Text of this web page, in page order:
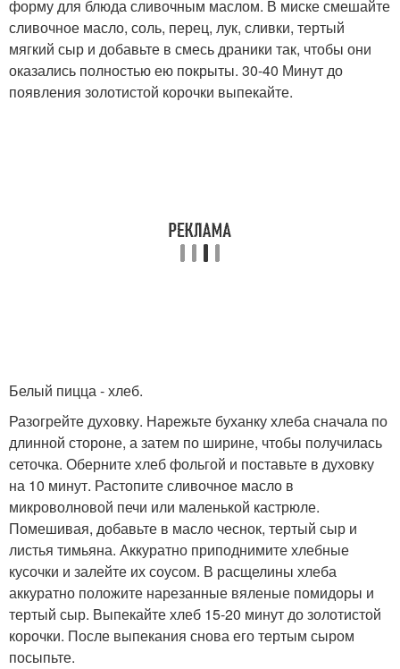
форму для блюда сливочным маслом. В миске смешайте
сливочное масло, соль, перец, лук, сливки, тертый
мягкий сыр и добавьте в смесь драники так, чтобы они
оказались полностью ею покрыты. 30-40 Минут до
появления золотистой корочки выпекайте.
Белый пицца - хлеб.
Разогрейте духовку. Нарежьте буханку хлеба сначала по
длинной стороне, а затем по ширине, чтобы получилась
сеточка. Оберните хлеб фольгой и поставьте в духовку
на 10 минут. Растопите сливочное масло в
микроволновой печи или маленькой кастрюле.
Помешивая, добавьте в масло чеснок, тертый сыр и
листья тимьяна. Аккуратно приподнимите хлебные
кусочки и залейте их соусом. В расщелины хлеба
аккуратно положите нарезанные вяленые помидоры и
тертый сыр. Выпекайте хлеб 15-20 минут до золотистой
корочки. После выпекания снова его тертым сыром
посыпьте.